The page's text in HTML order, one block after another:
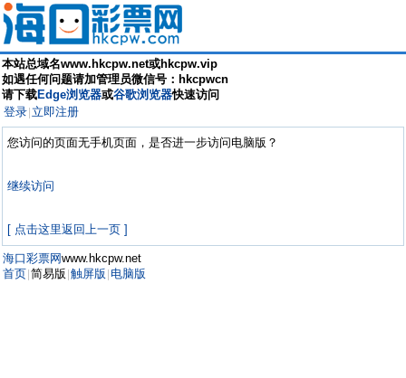
本站总域名www.hkcpw.net或hkcpw.vip
如遇任何问题请加管理员微信号：hkcpwcn
请下载Edge浏览器或谷歌浏览器快速访问
登录 立即注册
您访问的页面无手机页面，是否进一步访问电脑版？
继续访问
[ 点击这里返回上一页 ]
海口彩票网www.hkcpw.net
首页 简易版 触屏版 电脑版